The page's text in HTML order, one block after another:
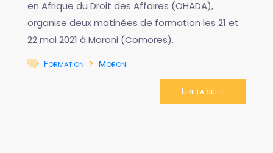
en Afrique du Droit des Affaires (OHADA),
organise deux matinées de formation les 21 et
22 mai 2021 à Moroni (Comores).
Formation
Moroni
Lire la suite